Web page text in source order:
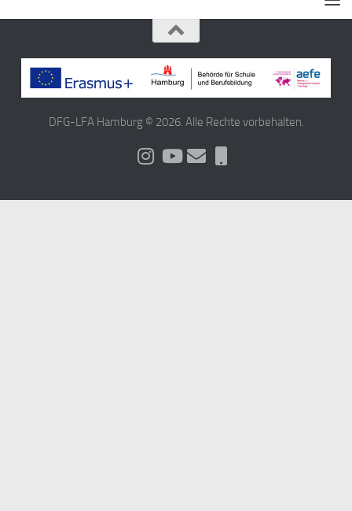
DFG-LFA Hamburg © 2026. Alle Rechte vorbehalten.